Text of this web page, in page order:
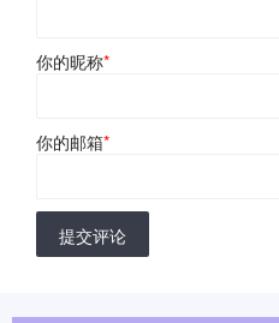
你的昵称*
你的邮箱*
提交评论